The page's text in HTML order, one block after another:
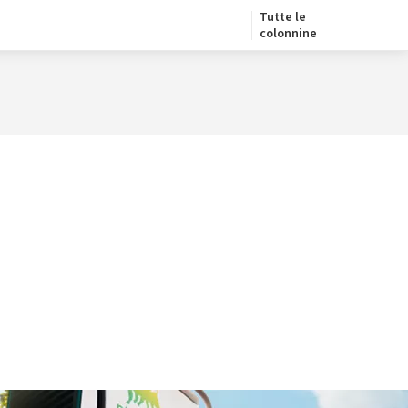
Tutte le
colonnine